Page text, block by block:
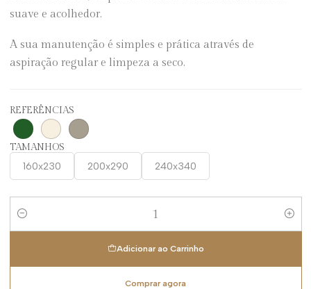
suave e acolhedor.
A sua manutenção é simples e prática através de
aspiração regular e limpeza a seco.
REFERÊNCIAS
TAMANHOS
160x230 200x290 240x340
Quantidade
Adicionar ao Carrinho
Comprar agora